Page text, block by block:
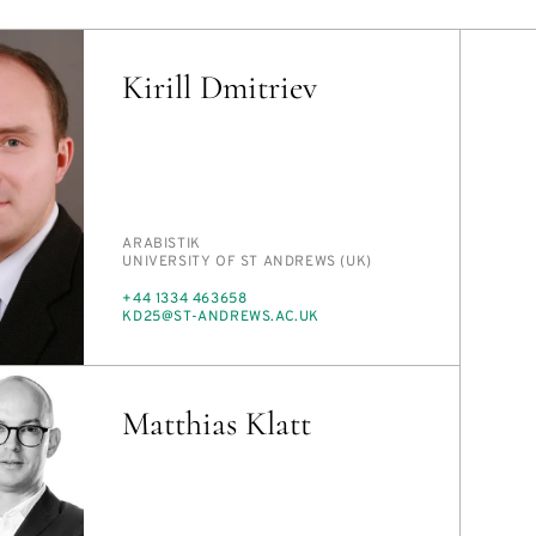
Kirill Dmitriev
PERSON_RESEARCH_SUBJECT
ARA­BIS­TIK
INSTITUTION
UNI­VER­SI­TY OF ST AN­D­REWS (UK)
TELEFON
+44 1334 463658
E-
KD25@ST-AN­D­REWS.AC.UK
Matthias Klatt